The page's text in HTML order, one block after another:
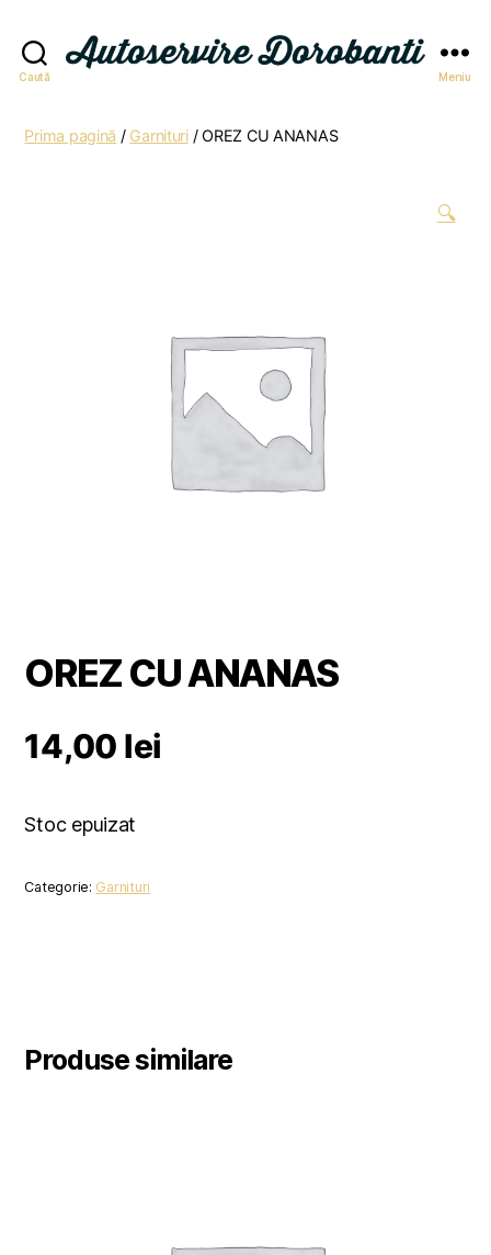
Caută Meniu
Prima pagină / Garnituri/ OREZ CU ANANAS
🔍
OREZ CU ANANAS
14,00 lei
Stoc epuizat
Categorie: Garnituri
Produse similare